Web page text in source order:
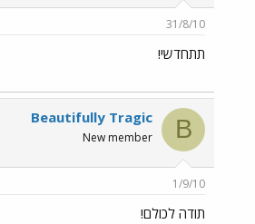
31/8/10
תתחדשי!
B
Beautifully Tragic
New member
1/9/10
תודה לכולם!